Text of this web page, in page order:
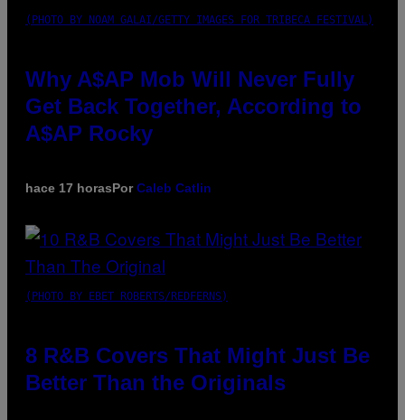
(PHOTO BY NOAM GALAI/GETTY IMAGES FOR TRIBECA FESTIVAL)
Why A$AP Mob Will Never Fully
Get Back Together, According to
A$AP Rocky
hace 17 horasPorCaleb Catlin
(PHOTO BY EBET ROBERTS/REDFERNS)
8 R&B Covers That Might Just Be
Better Than the Originals